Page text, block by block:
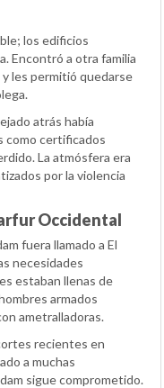
los edificios
Encontró a otra familia
les permitió quedarse
atrás había
como certificados
La atmósfera era
por la violencia
Occidental
fuera llamado a El
necesidades
estaban llenas de
armados
ametralladoras.
recientes en
a muchas
sigue comprometido.